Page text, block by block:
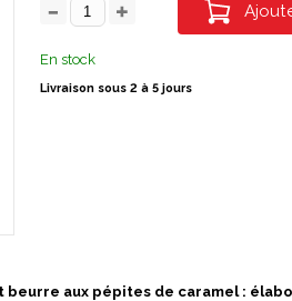
En stock
Livraison sous 2 à 5 jours
aux pépites de caramel :